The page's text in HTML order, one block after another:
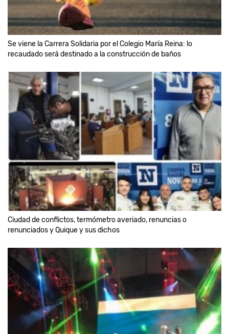
Se viene la Carrera Solidaria por el Colegio María Reina: lo
recaudado será destinado a la construcción de baños
Ciudad de conflictos, termómetro averiado, renuncias o
renunciados y Quique y sus dichos